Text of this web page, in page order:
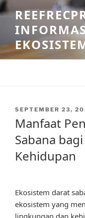
Skip
to
content
POSTED
SEPTEMBER 23,
Manfaat
Sabana
Kehidupan
Ekosistem darat
ekosistem yang